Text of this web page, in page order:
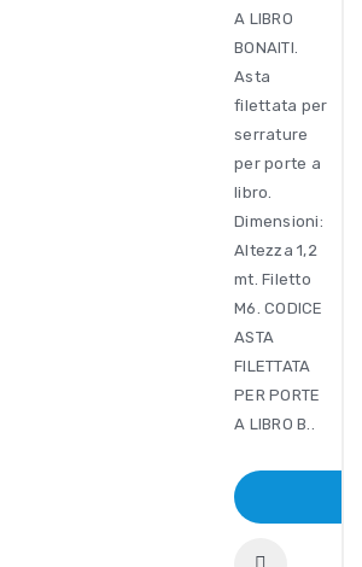
A LIBRO
BONAITI.
Asta
filettata per
serrature
per porte a
libro.
Dimensioni:
Altezza 1,2
mt. Filetto
M6. CODICE
ASTA
FILETTATA
PER PORTE
A LIBRO B..